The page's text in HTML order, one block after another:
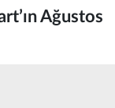
Ağustos